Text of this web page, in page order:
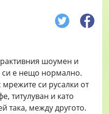
шоумен и
е нещо нормално.
си русалки от
титулуван и като
така, между другото.